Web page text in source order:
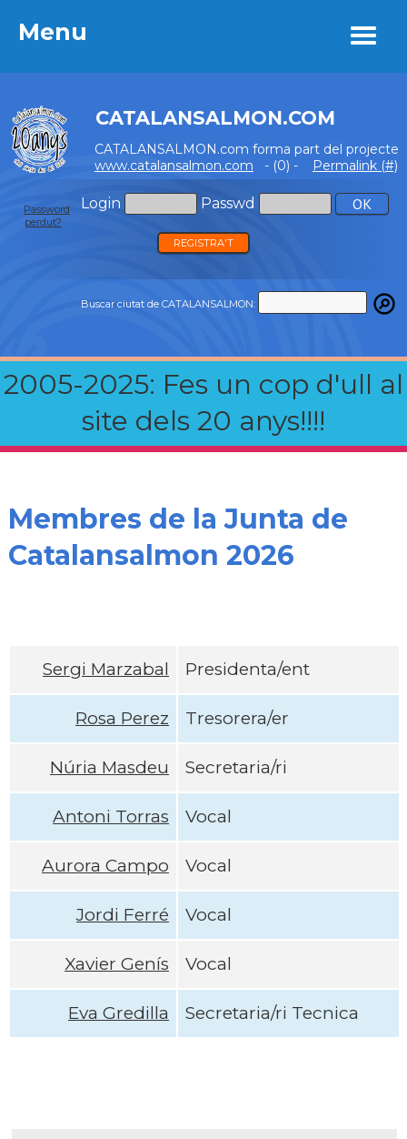
Menu
CATALANSALMON.COM
CATALANSALMON.com forma part del projecte
www.catalansalmon.com - (0) - Permalink (#)
Login Passwd
Password
perdut?
REGISTRA'T
Buscar ciutat de CATALANSALMON:
2005-2025: Fes un cop d'ull al
site dels 20 anys!!!!
Menu
Membres de la Junta de
Catalansalmon 2026
Sergi Marzabal Presidenta/ent
Rosa Perez Tresorera/er
Núria Masdeu Secretaria/ri
Antoni Torras Vocal
Aurora Campo Vocal
Jordi Ferré Vocal
Xavier Genís Vocal
Eva Gredilla Secretaria/ri Tecnica